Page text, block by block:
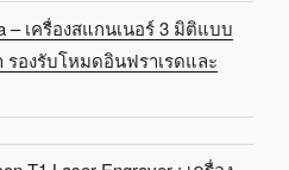
– เครื่องสแกนเนอร์ 3 มิติแบบ
องรับโหมดอินฟราเรดและ